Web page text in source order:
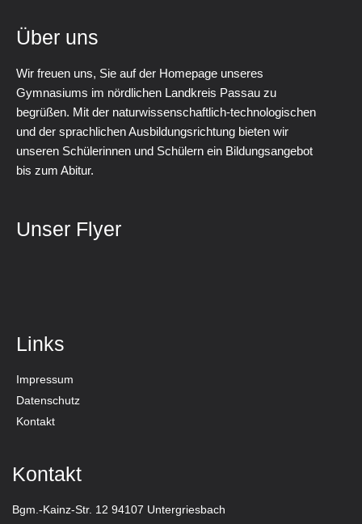
Über uns
Wir freuen uns, Sie auf der Homepage unseres
Gymnasiums im nördlichen Landkreis Passau zu
begrüßen. Mit der naturwissenschaftlich-technologischen
und der sprachlichen Ausbildungsrichtung bieten wir
unseren Schülerinnen und Schülern ein Bildungsangebot
bis zum Abitur.
Unser Flyer
Links
Impressum
Datenschutz
Kontakt
Kontakt
Bgm.-Kainz-Str. 12 94107 Untergriesbach